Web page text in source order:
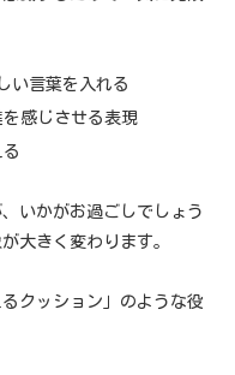
い言葉を入れる
感じさせる表現
いかがお過ごしでしょう
大きく変わります。
クッション」のような役